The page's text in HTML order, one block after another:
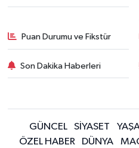
Puan Durumu ve Fikstür
Son Dakika Haberleri
GÜNCEL SİYASET
ÖZEL HABER
DÜNYA